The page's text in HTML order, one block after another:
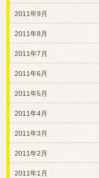
2011年9月
2011年8月
2011年7月
2011年6月
2011年5月
2011年4月
2011年3月
2011年2月
2011年1月